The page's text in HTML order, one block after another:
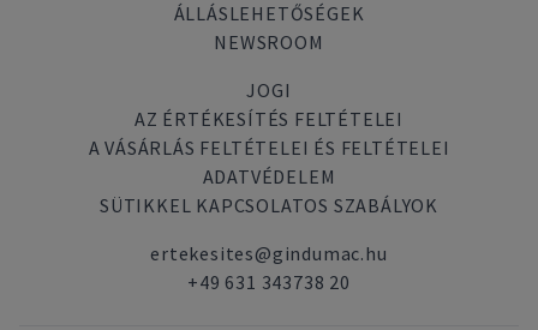
ÁLLÁSLEHETŐSÉGEK
NEWSROOM
JOGI
AZ ÉRTÉKESÍTÉS FELTÉTELEI
A VÁSÁRLÁS FELTÉTELEI ÉS FELTÉTELEI
ADATVÉDELEM
SÜTIKKEL KAPCSOLATOS SZABÁLYOK
ertekesites@gindumac.hu
+49 631 343738 20